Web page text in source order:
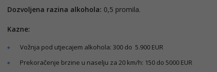
Dozvoljena razina alkohola: 0,5 promila.
Kazne:
Vožnja pod utjecajem alkohola: 300 do 5.900 EUR
Prekoračenje brzine u naselju za 20 km/h: 150 do 5000 EUR